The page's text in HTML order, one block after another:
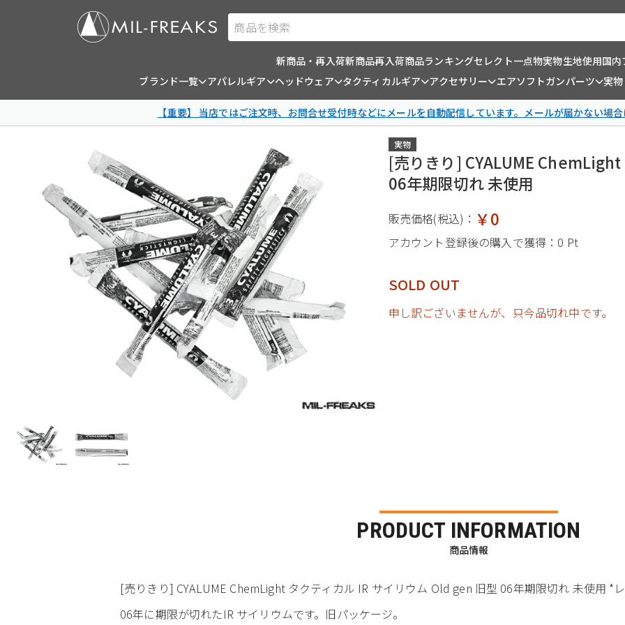
商品を検索
新商品・再入荷新商品再入荷商品ランキングセレクト一点物実物生地使用国内
ブランド一覧
アパレルギア ヘッドウェア タクティカルギア アクセサリー エアソフトガンパーツ 実
【重要】 当店ではご注文時、お問合せ受付時などにメールを自動配信しています。メールが届かない場
実物
[売りきり] CYALUME
06年期限切れ 未使用
販売価格(税込)： ￥0
アカウント登録後の購入で獲得： 0 Pt
SOLD OUT
申し訳ございませんが、只今品切れ中です。
PRODUCT INFORMATION
商品情報
[売りきり] CYALUME ChemLight タクティカル IR サイリウム Old gen 旧型 06年期限切れ 未使用 *
06年に期限が切れたIR サイリウムです。旧パッケージ。